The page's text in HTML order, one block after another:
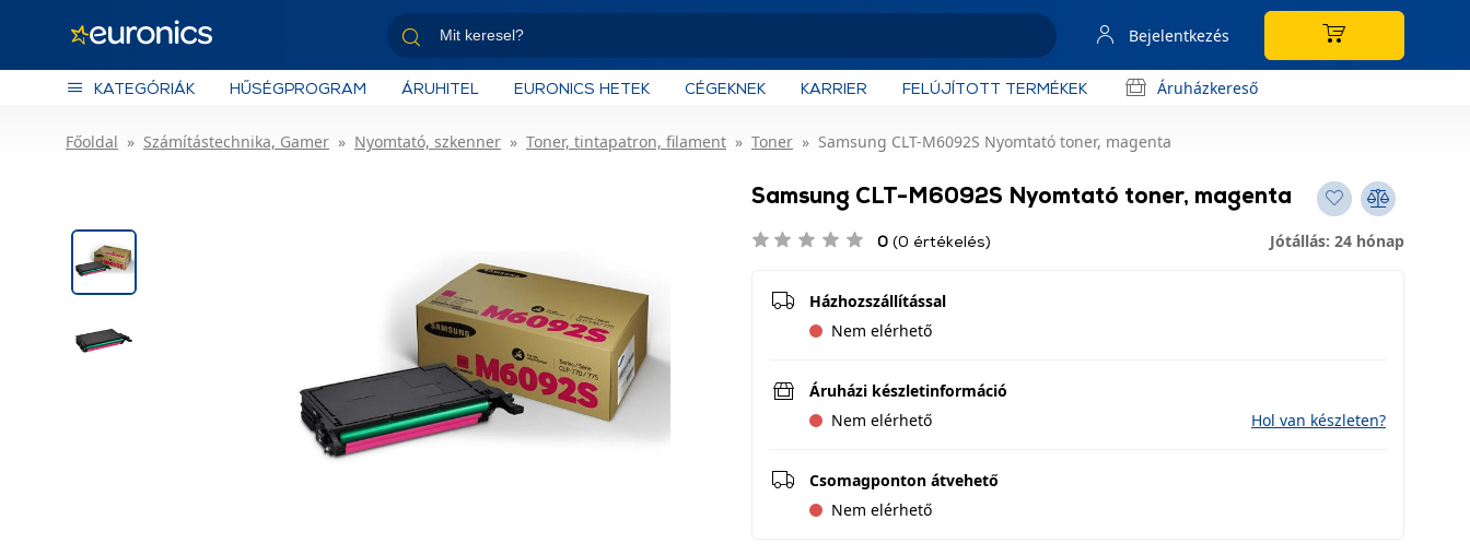
Bejelentkezés
KATEGÓRIÁK HŰSÉGPROGRAM ÁRUHITEL EURONICS HETEK CÉGEKNEK KARRIER FELÚJÍTOTT TERMÉKEK Áruházkereső
Főoldal Számítástechnika, Gamer Nyomtató, szkenner Toner, tintapatron, filament Toner Samsung CLT-M6092S Nyomtató toner, magenta
Samsung CLT-M6092S Nyomtató toner, magenta
0 (0 értékelés) Jótállás: 24 hónap
Házhozszállítással
Nem elérhető
Áruházi készletinformáció
Nem elérhető
Hol van készleten?
Csomagponton átvehető
Nem elérhető